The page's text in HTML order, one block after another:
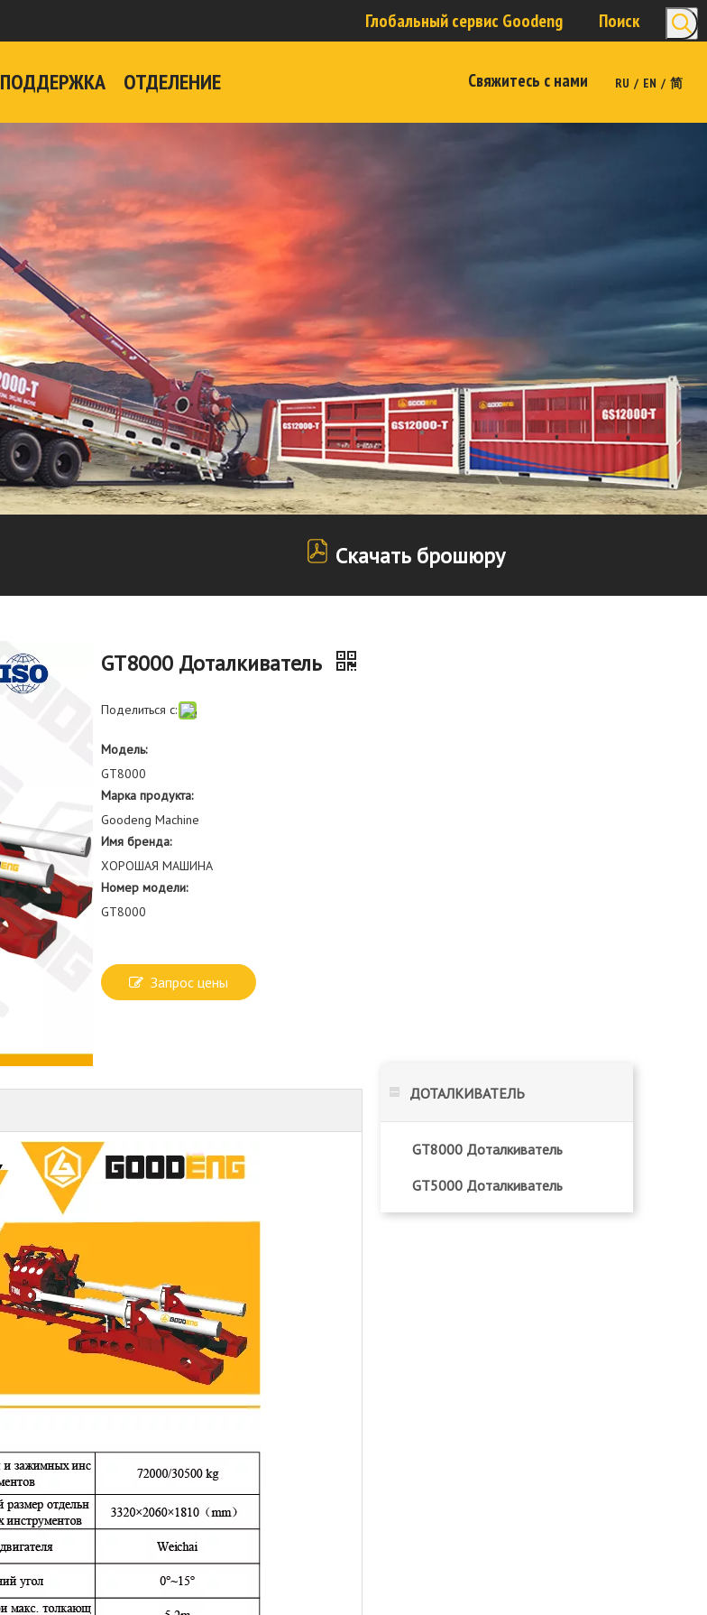
Глобальный сервис Goodeng Поиск
ПОДДЕРЖКА ОТДЕЛЕНИЕ Свяжитесь с нами RU / EN / 简
Скачать брошюру
GT8000 Доталкиватель
Поделиться с:
Модель:
GT8000
Марка продукта:
Goodeng Machine
Имя бренда:
ХОРОШАЯ МАШИНА
Номер модели:
GT8000
Запрос цены
ДОТАЛКИВАТЕЛЬ
GT8000 Доталкиватель
GT5000 Доталкиватель